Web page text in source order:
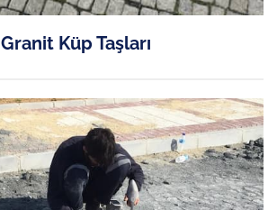
Granit Küp Taşları